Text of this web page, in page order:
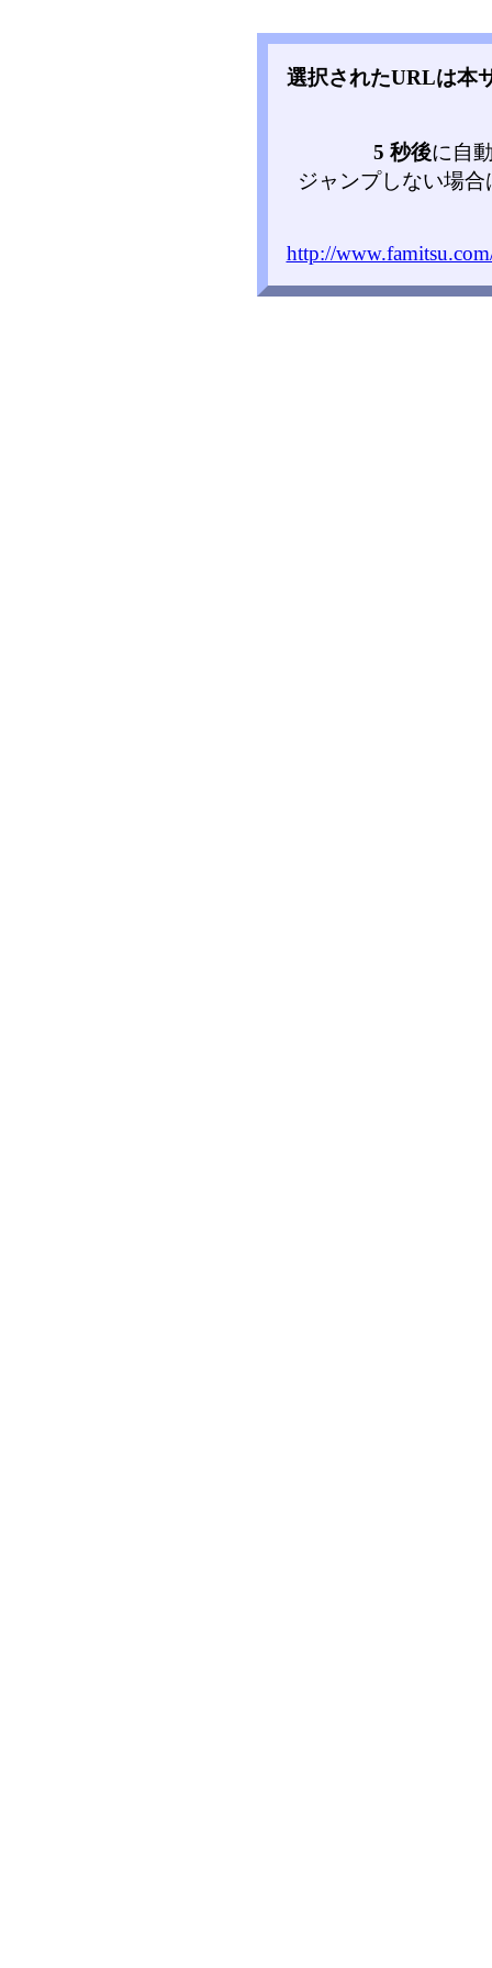
選択されたURLは本
5 秒後に自
ジャンプしない場
http://